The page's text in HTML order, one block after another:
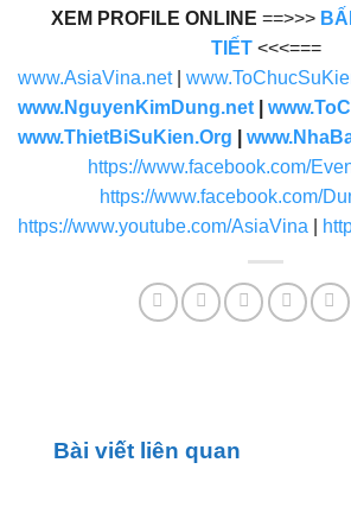
XEM PROFILE ONLINE ==>>>
TIẾT <<<===
www.AsiaVina.net|
www.NguyenKimDung.net
www.ThietBiSuKien.Org
https://www.facebook.com/
https://www.facebook.com/
https://www.youtube.com/AsiaVina
Bài viết liên quan